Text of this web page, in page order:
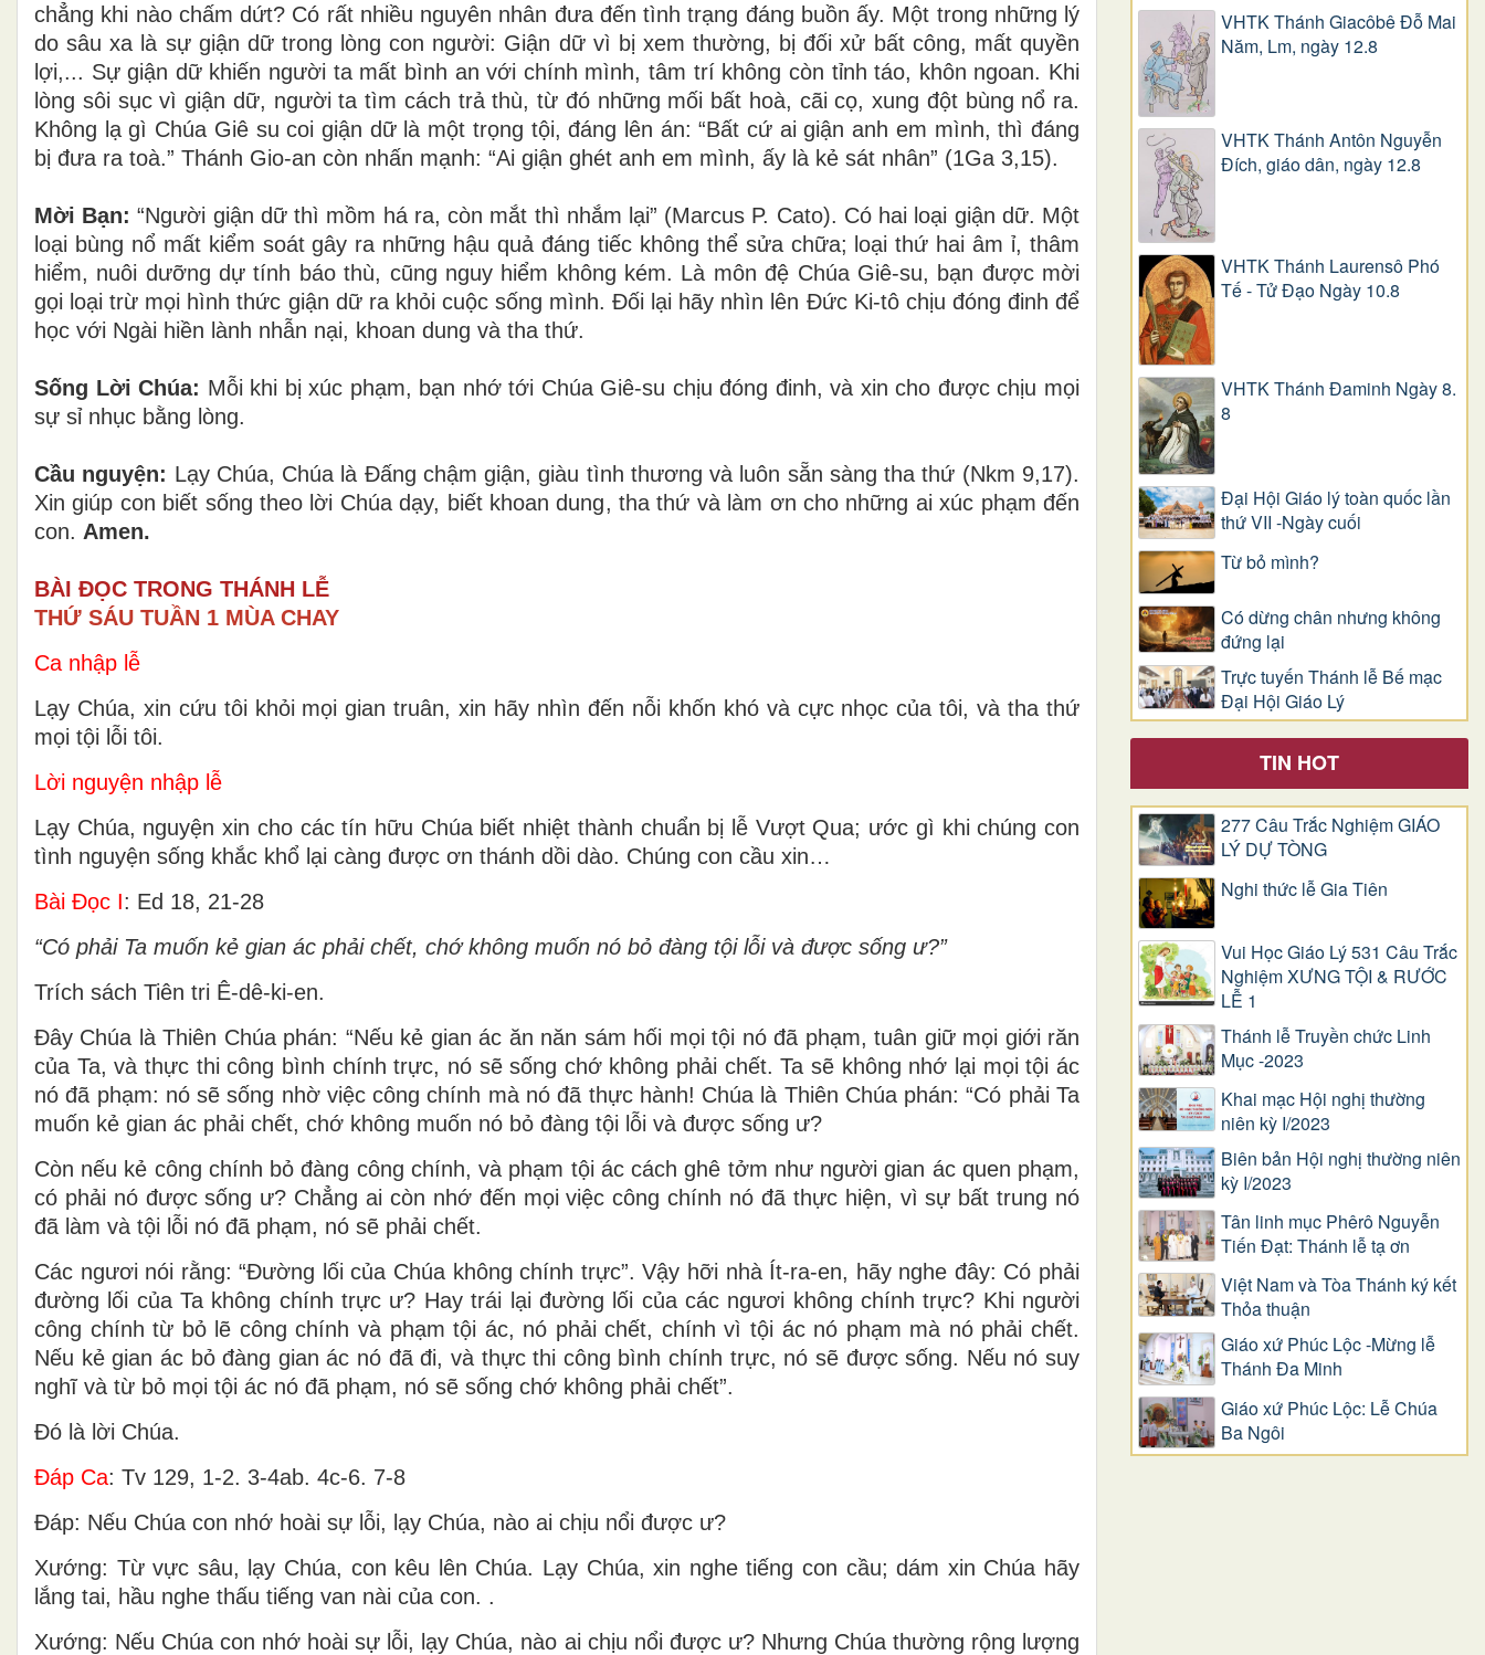
chẳng khi nào chấm dứt? Có rất nhiều nguyên nhân đưa đến tình trạng đáng buồn ấy. Một trong những lý
do sâu xa là sự giận dữ trong lòng con người: Giận dữ vì bị xem thường, bị đối xử bất công, mất quyền
lợi,... Sự giận dữ khiến người ta mất bình an với chính mình, tâm trí không còn tỉnh táo, khôn ngoan. Khi
lòng sôi sục vì giận dữ, người ta tìm cách trả thù, từ đó những mối bất hoà, cãi cọ, xung đột bùng nổ ra.
Không lạ gì Chúa Giê su coi giận dữ là một trọng tội, đáng lên án: “Bất cứ ai giận anh em mình, thì đáng
bị đưa ra toà.” Thánh Gio-an còn nhấn mạnh: “Ai giận ghét anh em mình, ấy là kẻ sát nhân” (1Ga 3,15).
Mời Bạn: “Người giận dữ thì mồm há ra, còn mắt thì nhắm lại” (Marcus P. Cato). Có hai loại giận dữ. Một
loại bùng nổ mất kiểm soát gây ra những hậu quả đáng tiếc không thể sửa chữa; loại thứ hai âm ỉ, thâm
hiểm, nuôi dưỡng dự tính báo thù, cũng nguy hiểm không kém. Là môn đệ Chúa Giê-su, bạn được mời
gọi loại trừ mọi hình thức giận dữ ra khỏi cuộc sống mình. Đối lại hãy nhìn lên Đức Ki-tô chịu đóng đinh để
học với Ngài hiền lành nhẫn nại, khoan dung và tha thứ.
Sống Lời Chúa: Mỗi khi bị xúc phạm, bạn nhớ tới Chúa Giê-su chịu đóng đinh, và xin cho được chịu mọi
sự sỉ nhục bằng lòng.
Cầu nguyện: Lạy Chúa, Chúa là Đấng chậm giận, giàu tình thương và luôn sẵn sàng tha thứ (Nkm 9,17).
Xin giúp con biết sống theo lời Chúa dạy, biết khoan dung, tha thứ và làm ơn cho những ai xúc phạm đến
con. Amen.
BÀI ĐỌC TRONG THÁNH LỄ
THỨ SÁU TUẦN 1 MÙA CHAY
Ca nhập lễ
Lạy Chúa, xin cứu tôi khỏi mọi gian truân, xin hãy nhìn đến nỗi khốn khó và cực nhọc của tôi, và tha thứ
mọi tội lỗi tôi.
Lời nguyện nhập lễ
Lạy Chúa, nguyện xin cho các tín hữu Chúa biết nhiệt thành chuẩn bị lễ Vượt Qua; ước gì khi chúng con
tình nguyện sống khắc khổ lại càng được ơn thánh dồi dào. Chúng con cầu xin…
Bài Ðọc I: Ed 18, 21-28
“Có phải Ta muốn kẻ gian ác phải chết, chớ không muốn nó bỏ đàng tội lỗi và được sống ư?”
Trích sách Tiên tri Ê-dê-ki-en.
Ðây Chúa là Thiên Chúa phán: “Nếu kẻ gian ác ăn năn sám hối mọi tội nó đã phạm, tuân giữ mọi giới răn
của Ta, và thực thi công bình chính trực, nó sẽ sống chớ không phải chết. Ta sẽ không nhớ lại mọi tội ác
nó đã phạm: nó sẽ sống nhờ việc công chính mà nó đã thực hành! Chúa là Thiên Chúa phán: “Có phải Ta
muốn kẻ gian ác phải chết, chớ không muốn nó bỏ đàng tội lỗi và được sống ư?
Còn nếu kẻ công chính bỏ đàng công chính, và phạm tội ác cách ghê tởm như người gian ác quen phạm,
có phải nó được sống ư? Chẳng ai còn nhớ đến mọi việc công chính nó đã thực hiện, vì sự bất trung nó
đã làm và tội lỗi nó đã phạm, nó sẽ phải chết.
Các ngươi nói rằng: “Ðường lối của Chúa không chính trực”. Vậy hỡi nhà Ít-ra-en, hãy nghe đây: Có phải
đường lối của Ta không chính trực ư? Hay trái lại đường lối của các ngươi không chính trực? Khi người
công chính từ bỏ lẽ công chính và phạm tội ác, nó phải chết, chính vì tội ác nó phạm mà nó phải chết.
Nếu kẻ gian ác bỏ đàng gian ác nó đã đi, và thực thi công bình chính trực, nó sẽ được sống. Nếu nó suy
nghĩ và từ bỏ mọi tội ác nó đã phạm, nó sẽ sống chớ không phải chết”.
Ðó là lời Chúa.
Ðáp Ca: Tv 129, 1-2. 3-4ab. 4c-6. 7-8
Ðáp: Nếu Chúa con nhớ hoài sự lỗi, lạy Chúa, nào ai chịu nổi được ư?
Xướng: Từ vực sâu, lạy Chúa, con kêu lên Chúa. Lạy Chúa, xin nghe tiếng con cầu; dám xin Chúa hãy
lắng tai, hầu nghe thấu tiếng van nài của con. .
Xướng: Nếu Chúa con nhớ hoài sự lỗi, lạy Chúa, nào ai chịu nổi được ư? Nhưng Chúa thường rộng lượng
VHTK Thánh Giacôbê Ðỗ Mai
Năm, Lm, ngày 12.8
VHTK Thánh Antôn Nguyễn
Ðích, giáo dân, ngày 12.8
VHTK Thánh Laurensô Phó
Tế - Tử Đạo Ngày 10.8
VHTK Thánh Đaminh Ngày 8.
8
Đại Hội Giáo lý toàn quốc lần
thứ VII -Ngày cuối
Từ bỏ mình?
Có dừng chân nhưng không
đứng lại
Trực tuyến Thánh lễ Bế mạc
Đại Hội Giáo Lý
TIN HOT
277 Câu Trắc Nghiệm GIÁO
LÝ DỰ TÒNG
Nghi thức lễ Gia Tiên
Vui Học Giáo Lý 531 Câu Trắc
Nghiệm XƯNG TỘI & RƯỚC
LỄ 1
Thánh lễ Truyền chức Linh
Mục -2023
Khai mạc Hội nghị thường
niên kỳ I/2023
Biên bản Hội nghị thường niên
kỳ I/2023
Tân linh mục Phêrô Nguyễn
Tiến Đạt: Thánh lễ tạ ơn
Việt Nam và Tòa Thánh ký kết
Thỏa thuận
Giáo xứ Phúc Lộc -Mừng lễ
Thánh Đa Minh
Giáo xứ Phúc Lộc: Lễ Chúa
Ba Ngôi